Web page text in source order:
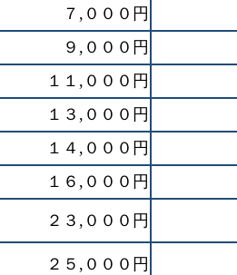
７,０００円
９,０００円
１１,０００円
１３,０００円
１４,０００円
１６,０００円
２３,０００円
２５,０００円